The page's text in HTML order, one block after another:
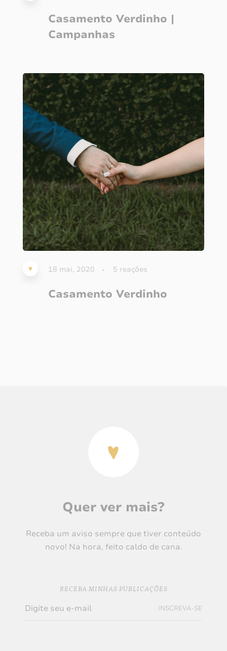
Casamento Verdinho |
Campanhas
18 mai, 2020 5 reações
Casamento Verdinho
Quer ver mais?
Receba um aviso sempre que tiver conteúdo
novo! Na hora, feito caldo de cana.
RECEBA MINHAS PUBLICAÇÕES
INSCREVA-SE